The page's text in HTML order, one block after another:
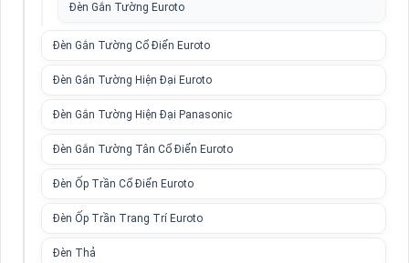
Đèn Gắn Tường Euroto
Đèn Gắn Tường Cổ Điển Euroto
Đèn Gắn Tường Hiện Đại Euroto
Đèn Gắn Tường Hiện Đại Panasonic
Đèn Gắn Tường Tân Cổ Điển Euroto
Đèn Ốp Trần Cổ Điển Euroto
Đèn Ốp Trần Trang Trí Euroto
Đèn Thả